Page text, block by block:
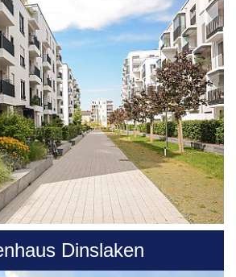
Dinslaken